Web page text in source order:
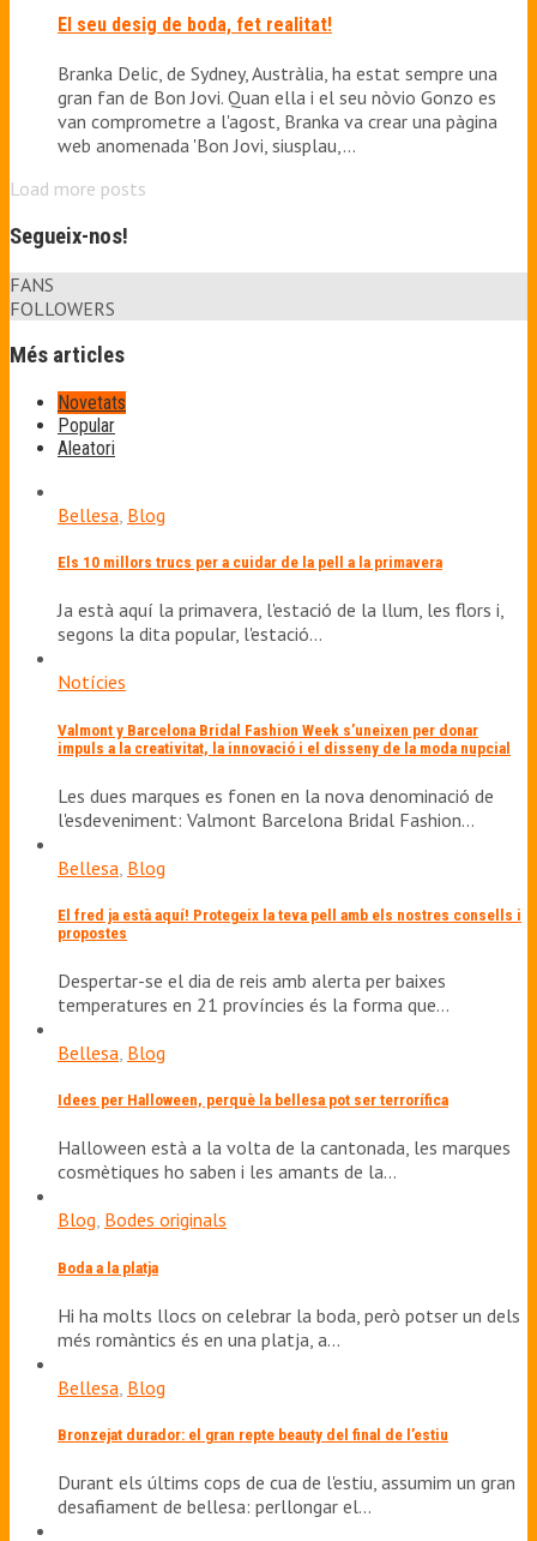
El seu desig de boda, fet realitat!
Branka Delic, de Sydney, Austràlia, ha estat sempre una
gran fan de Bon Jovi. Quan ella i el seu nòvio Gonzo es
van comprometre a l'agost, Branka va crear una pàgina
web anomenada 'Bon Jovi, siusplau,…
Load more posts
Segueix-nos!
FANS
FOLLOWERS
Més articles
Novetats
Popular
Aleatori
Bellesa, Blog
Els 10 millors trucs per a cuidar de la pell a la primavera
Ja està aquí la primavera, l'estació de la llum, les flors i,
segons la dita popular, l'estació…
Notícies
Valmont y Barcelona Bridal Fashion Week s’uneixen per donar
impuls a la creativitat, la innovació i el disseny de la moda nupcial
Les dues marques es fonen en la nova denominació de
l'esdeveniment: Valmont Barcelona Bridal Fashion…
Bellesa Blog
El fred ja està aquí! Protegeix la teva pell amb els nostres consells i
propostes
Despertar-se el dia de reis amb alerta per baixes
temperatures en 21 províncies és la forma que…
Bellesa, Blog
Idees per Halloween, perquè la bellesa pot ser terrorífica
Halloween està a la volta de la cantonada, les marques
cosmètiques ho saben i les amants de la…
Blog, Bodes originals
Boda a la platja
Hi ha molts llocs on celebrar la boda, però potser un dels
més romàntics és en una platja, a…
Bellesa Blog
Bronzejat durador: el gran repte beauty del final de l’estiu
Durant els últims cops de cua de l'estiu, assumim un gran
desafiament de bellesa: perllongar el…